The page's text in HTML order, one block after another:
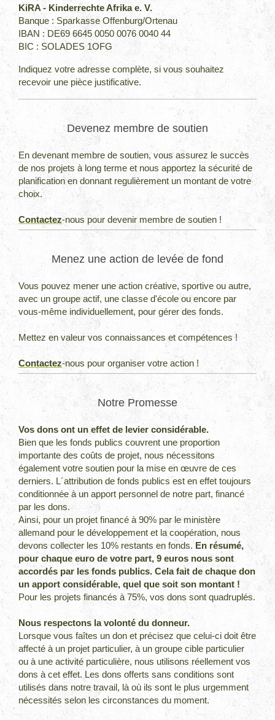
KiRA - Kinderrechte Afrika e. V.
Banque : Sparkasse Offenburg/Ortenau
IBAN : DE69 6645 0050 0076 0040 44
BIC : SOLADES 1OFG
Indiquez votre adresse complète, si vous souhaitez
recevoir une pièce justificative.
Devenez membre de soutien
En devenant membre de soutien, vous assurez le succès
de nos projets à long terme et nous apportez la sécurité de
planification en donnant regulièrement un montant de votre
choix.
Contactez-nous pour devenir membre de soutien !
Menez une action de levée de fond
Vous pouvez mener une action créative, sportive ou autre,
avec un groupe actif, une classe d'école ou encore par
vous-même individuellement, pour gérer des fonds.
Mettez en valeur vos connaissances et compétences !
Contactez-nous pour organiser votre action !
Notre Promesse
Vos dons ont un effet de levier considérable.
Bien que les fonds publics couvrent une proportion
importante des coûts de projet, nous nécessitons
également votre soutien pour la mise en œuvre de ces
derniers. L´attribution de fonds publics est en effet toujours
conditionnée à un apport personnel de notre part, financé
par les dons.
Ainsi, pour un projet financé à 90% par le ministère
allemand pour le développement et la coopération, nous
devons collecter les 10% restants en fonds. En résumé,
pour chaque euro de votre part, 9 euros nous sont
accordés par les fonds publics. Cela fait de chaque don
un apport considérable, quel que soit son montant !
Pour les projets financés à 75%, vos dons sont quadruplés.
Nous respectons la volonté du donneur.
Lorsque vous faîtes un don et précisez que celui-ci doit être
affecté à un projet particulier, à un groupe cible particulier
ou à une activité particulière, nous utilisons réellement vos
dons à cet effet. Les dons offerts sans conditions sont
utilisés dans notre travail, là où ils sont le plus urgemment
nécessités selon les circonstances du moment.